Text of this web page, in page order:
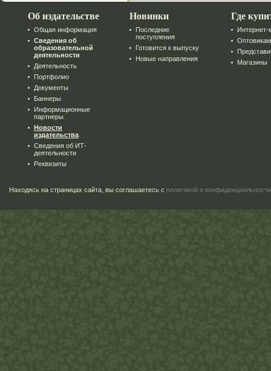
Об издательстве
Общая информация
Сведения об
образовательной
деятельности
Деятельность
Портфолио
Документы
Баннеры
Информационные
партнеры
Новости
издательства
Сведения об ИТ-
деятельности
Реквизиты
Новинки
Последние
поступления
Готовится к выпуску
Новые направления
Где
Интернет-
Оптовикам
Магазины
Находясь на страницах сайта, вы соглашаетесь с политикой о конфиденциальности